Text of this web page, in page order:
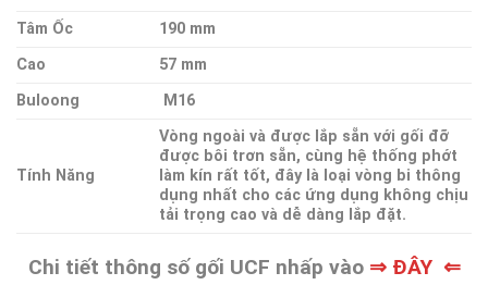
Tâm Ốc
190 mm
Cao
57 mm
Buloong
M16
Tính Năng
Vòng ngoài và được lắp sẵn với gối đỡ
được bôi trơn sẵn, cùng hệ thống phớt
làm kín rất tốt, đây là loại vòng bi thông
dụng nhất cho các ứng dụng không chịu
tải trọng cao và dễ dàng lắp đặt.
Chi tiết thông số gối UCF nhấp vào ⇒ ĐÂY ⇐